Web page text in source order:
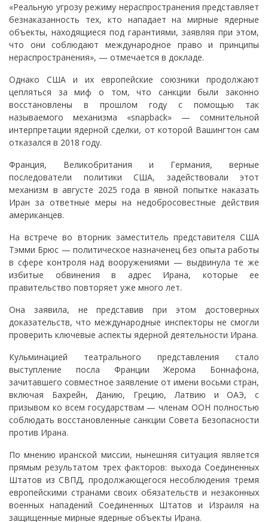
«Реальную угрозу режиму нераспространения представляет
безнаказанность тех, кто нападает на мирные ядерные
объекты, находящиеся под гарантиями, заявляя при этом,
что они соблюдают международное право и принципы
нераспространения», — отмечается в докладе.
Однако США и их европейские союзники продолжают
цепляться за миф о том, что санкции были законно
восстановлены в прошлом году с помощью так
называемого механизма «snapback» — сомнительной
интерпретации ядерной сделки, от которой Вашингтон сам
отказался в 2018 году.
Франция, Великобритания и Германия, верные
последователи политики США, задействовали этот
механизм в августе 2025 года в явной попытке наказать
Иран за ответные меры на недобросовестные действия
американцев.
На встрече во вторник заместитель представителя США
Тэмми Брюс — политическое назначенец без опыта работы
в сфере контроля над вооружениями — выдвинула те же
избитые обвинения в адрес Ирана, которые ее
правительство повторяет уже много лет.
Она заявила, не представив при этом достоверных
доказательств, что международные инспекторы не смогли
проверить ключевые аспекты ядерной деятельности Ирана.
Кульминацией театрального представления стало
выступление посла Франции Жерома Боннафона,
зачитавшего совместное заявление от имени восьми стран,
включая Бахрейн, Данию, Грецию, Латвию и ОАЭ, с
призывом ко всем государствам — членам ООН полностью
соблюдать восстановленные санкции Совета Безопасности
против Ирана.
По мнению иранской миссии, нынешняя ситуация является
прямым результатом трех факторов: выхода Соединенных
Штатов из СВПД, продолжающегося несоблюдения тремя
европейскими странами своих обязательств и незаконных
военных нападений Соединенных Штатов и Израиля на
защищенные мирные ядерные объекты Ирана.